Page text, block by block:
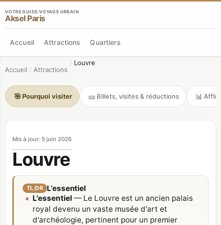
VOTRE GUIDE VOYAGE URBAIN
Aksel Paris
Accueil Attractions Quartiers
Accueil / Attractions
/ Louvre
🎯Pourquoi visiter 🎫 Billets, visites & réductions 📊
Mis à jour: 5 juin 2026
Louvre
TL;DR
L'essentiel
L'essentiel — Le Louvre est un ancien palais
royal devenu un vaste musée d'art et
d'archéologie, pertinent pour un premier